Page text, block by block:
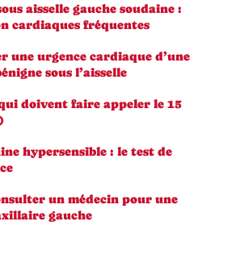
aisselle gauche soudaine :
cardiaques fréquentes
une urgence cardiaque d’une
sous l’aisselle
doivent faire appeler le 15
hypersensible : le test de
un médecin pour une
gauche